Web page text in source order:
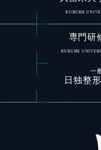
KURUME
専門研
KURUME
一
日独整